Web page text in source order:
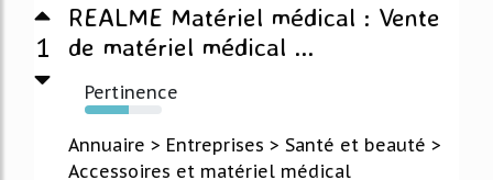
1
REALME Matériel médical : Vente
de matériel médical ...
Pertinence
57%
Annuaire > Entreprises > Santé et beauté >
Accessoires et matériel médical